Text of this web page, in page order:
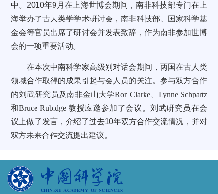
中。 2010年9 月在上海世博会期间，南非科技部专门在上
海举办了古人类学学术研讨会，南非科技部、国家科学基
金会等官员出席了研讨会并发表致辞，作为南非参加世博
会的一项重要活动。
在本次中南科学家高级别对话会期间，两国在古人类
领域合作取得的成果引起与会人员的关注。参与双方合作
的刘武研究员及南非金山大学Ron Clarke 、Lynne Schpartz
和Bruce Rubidge 教授应邀参加了会议。刘武研究员在会
议上做了发言，介绍了过去10年双方合作交流情况，并对
双方未来合作交流提出建议。